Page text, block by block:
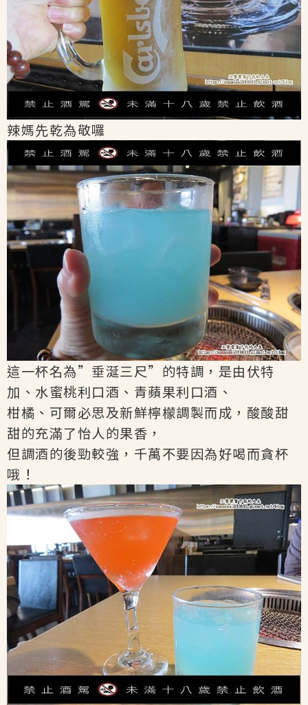
辣媽先乾為敬囉
這一杯名為”垂涎三尺”的特調，是由伏特
加、水蜜桃利口酒、青蘋果利口酒、
柑橘、可爾必思及新鮮檸檬調製而成，酸酸甜
甜的充滿了怡人的果香，
但調酒的後勁較強，千萬不要因為好喝而貪杯
哦！